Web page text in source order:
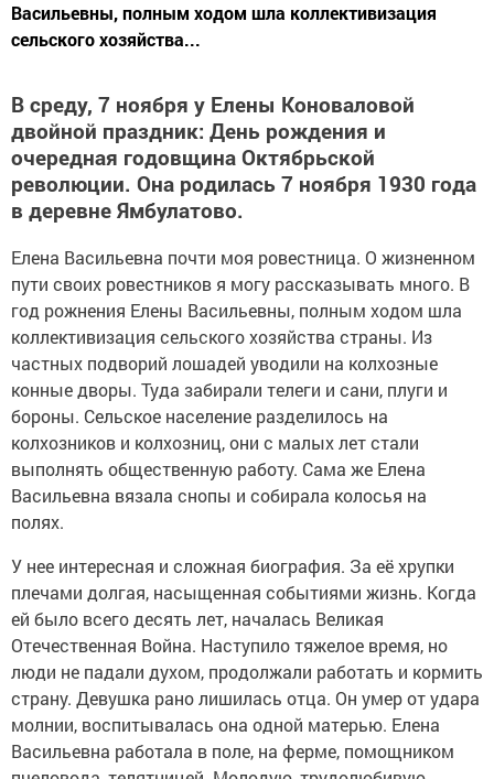
Васильевны, полным ходом шла коллективизация
сельского хозяйства...
В среду, 7 ноября у Елены Коноваловой
двойной праздник: День рождения и
очередная годовщина Октябрьской
революции. Она родилась 7 ноября 1930 года
в деревне Ямбулатово.
Елена Васильевна почти моя ровестница. О жизненном
пути своих ровестников я могу рассказывать много. В
год рожнения Елены Васильевны, полным ходом шла
коллективизация сельского хозяйства страны. Из
частных подворий лошадей уводили на колхозные
конные дворы. Туда забирали телеги и сани, плуги и
бороны. Сельское население разделилось на
колхозников и колхозниц, они с малых лет стали
выполнять общественную работу. Сама же Елена
Васильевна вязала снопы и собирала колосья на
полях.
У нее интересная и сложная биография. За её хрупки
плечами долгая, насыщенная событиями жизнь. Когда
ей было всего десять лет, началась Великая
Отечественная Война. Наступило тяжелое время, но
люди не падали духом, продолжали работать и кормить
страну. Девушка рано лишилась отца. Он умер от удара
молнии, воспитывалась она одной матерью. Елена
Васильевна работала в поле, на ферме, помощником